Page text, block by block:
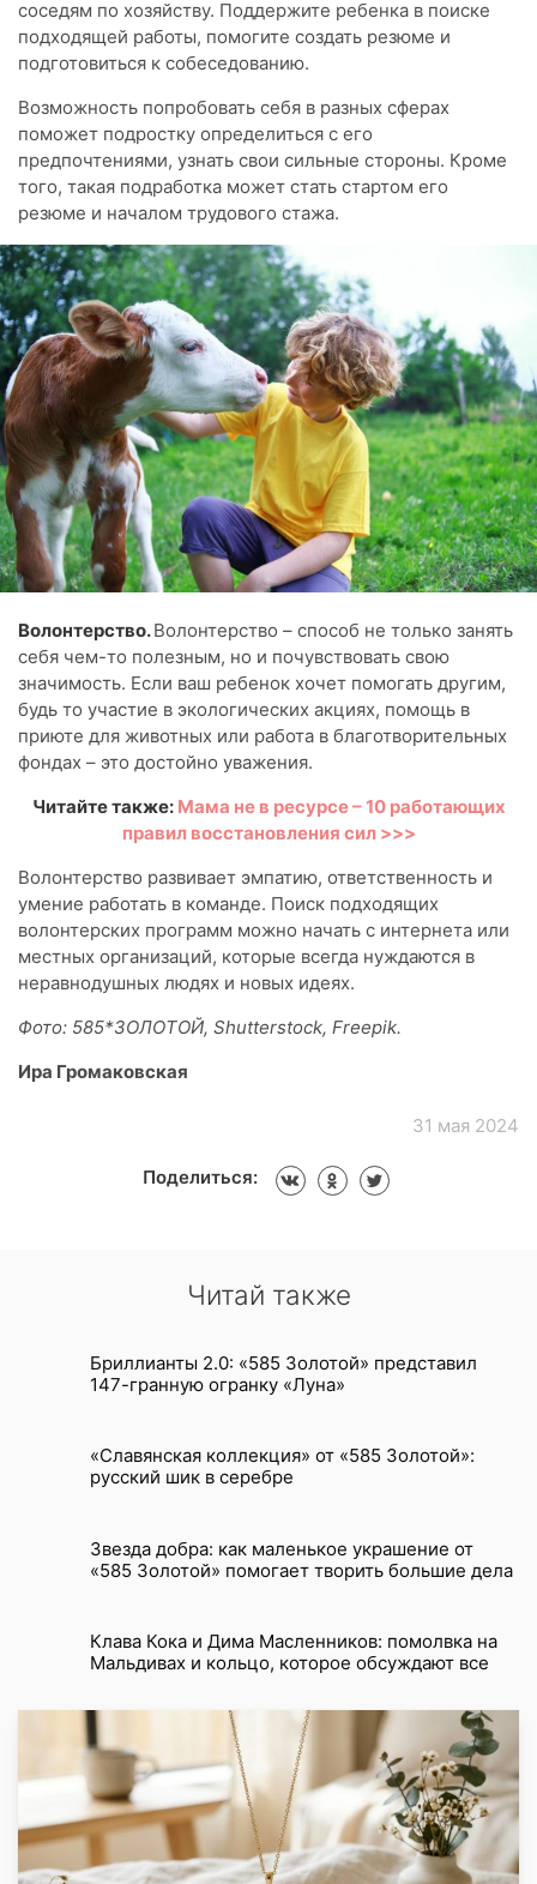
соседям по хозяйству. Поддержите ребенка в поиске
подходящей работы, помогите создать резюме и
подготовиться к собеседованию.
Возможность попробовать себя в разных сферах
поможет подростку определиться с его
предпочтениями, узнать свои сильные стороны. Кроме
того, такая подработка может стать стартом его
резюме и началом трудового стажа.
Волонтерство.Волонтерство – способ не только занять
себя чем-то полезным, но и почувствовать свою
значимость. Если ваш ребенок хочет помогать другим,
будь то участие в экологических акциях, помощь в
приюте для животных или работа в благотворительных
фондах – это достойно уважения.
Читайте также: Мама не в ресурсе – 10 работающих
правил восстановления сил >>>
Волонтерство развивает эмпатию, ответственность и
умение работать в команде. Поиск подходящих
волонтерских программ можно начать с интернета или
местных организаций, которые всегда нуждаются в
неравнодушных людях и новых идеях.
Фото: 585*ЗОЛОТОЙ, Shutterstock, Freepik.
Ира Громаковская
31 мая 2024
Поделиться:
Читай также
Бриллианты 2.0: «585 Золотой» представил
147-гранную огранку «Луна»
«Славянская коллекция» от «585 Золотой»:
русский шик в серебре
Звезда добра: как маленькое украшение от
«585 Золотой» помогает творить большие дела
Клава Кока и Дима Масленников: помолвка на
Мальдивах и кольцо, которое обсуждают все